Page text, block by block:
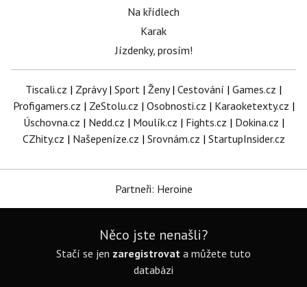
Na křídlech
Karak
Jízdenky, prosím!
Tiscali.cz | Zprávy| Sport | Ženy| Cestování | Games.cz |
Profigamers.cz | ZeStolu.cz | Osobnosti.cz | Karaoketexty.cz |
Úschovna.cz | Nedd.cz | Moulík.cz | Fights.cz | Dokina.cz |
CZhity.cz | Našepeníze.cz | Srovnám.cz | StartupInsider.cz
Partneři: Heroine
Něco jste nenašli?
Stačí se jen zaregistrovat a můžete tuto
databázi